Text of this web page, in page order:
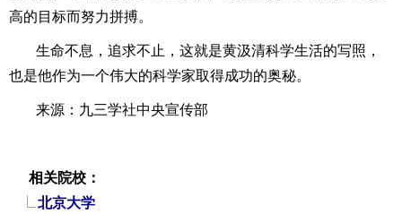
高的目标而努力拼搏。
生命不息，追求不止，这就是黄汲清科学生活的写照，
也是他作为一个伟大的科学家取得成功的奥秘。
来源：九三学社中央宣传部
相关院校：
北京大学